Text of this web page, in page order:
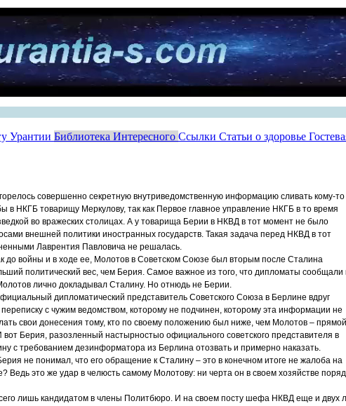
Урантии Библиотека Интересного Ссылки Статьи о здоровье
совершенно секретную внутриведомственную информацию сливать кому-
в НКГБ товарищу Меркулову, так как Первое главное управление НКГБ в то время
во вражеских столицах. А у товарища Берии в НКВД в тот момент не было
внешней политики иностранных государств. Такая задача перед НКВД в тот
Лаврентия Павловича не решалась.
до войны и в ходе ее, Молотов в Советском Союзе был вторым после Сталина
политический вес, чем Берия. Самое важное из того, что дипломаты сообщали
лично докладывал Сталину. Но отнюдь не Берии.
дипломатический представитель Советского Союза в Берлине вдруг
с чужим ведомством, которому не подчинен, которому эта информации не
свои донесения тому, кто по своему положению был ниже, чем Молотов – прямой
вот Берия, разозленный настырностыо официального советского представителя в
с требованием дезинформатора из Берлина отозвать и примерно наказать.
не понимал, что его обращение к Сталину – это в конечном итоге не жалоба на
Ведь это же удар в челюсть самому Молотову: ни черта он в своем хозяйстве
лишь кандидатом в члены Политбюро. И на своем посту шефа НКВД еще и двух